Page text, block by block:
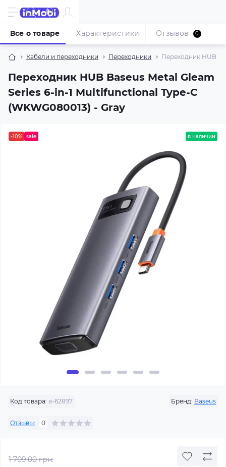
Кабели и переходники Переходники Переходник HUB
Переходник HUB Baseus Metal Gleam
Series 6-in-1 Multifunctional Type-C
(WKWG080013) - Gray
Все о товаре Характеристики Отзывов 0
-10% sale в наличии
Код товара: a-62897 Бренд: Baseus
Отзывы: 0
1 709.00 грн.